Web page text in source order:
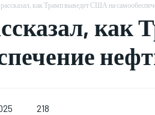
как Трамп выведет США на
218